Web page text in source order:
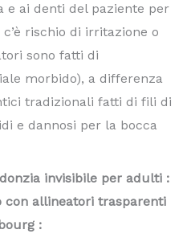
e ai denti del paziente per
rischio di irritazione o
sono fatti di
morbido), a differenza
tradizionali fatti di fili di
e dannosi per la bocca
invisibile per adulti :
allineatori trasparenti
: